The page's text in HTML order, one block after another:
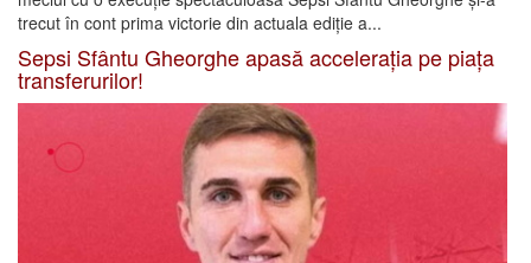
trecut în cont prima victorie din actuala ediție a...
Sepsi Sfântu Gheorghe apasă accelerația pe piața
transferurilor!